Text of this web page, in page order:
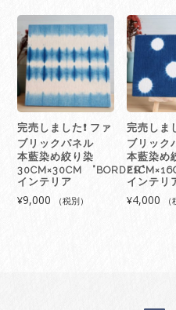
完売しました❗️ ファ
ブリックパネル
本藍染め絞り染
30CM×30CM ”BORDER”
インテリア
¥9,000 （税別）
完売しま
ブリッ
本藍染め
インテリ
¥4,000